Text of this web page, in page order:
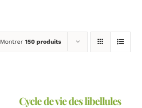
Montrer 150 produits
Cycle de vie des libellules